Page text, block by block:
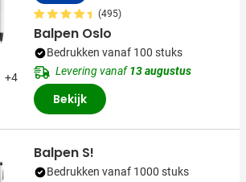
+4
(495)
Balpen Oslo
Bedrukken vanaf 100 stuks
Levering vanaf13 augustus
Bekijk
Balpen S!
Bedrukken vanaf 1000 stuks